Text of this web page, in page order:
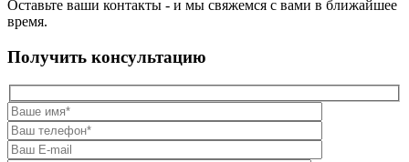
Оставьте ваши контакты - и мы свяжемся с вами в ближайшее
время.
Получить консультацию